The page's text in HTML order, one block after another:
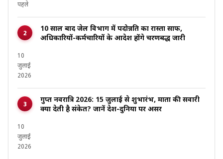
पहले
10 साल बाद जेल विभाग में पदोन्नति का रास्ता साफ,
अधिकारियों-कर्मचारियों के आदेश होंगे चरणबद्ध जारी
10
जुलाई
2026
गुप्त नवरात्रि 2026: 15 जुलाई से शुभारंभ, माता की सवारी
क्या देती है संकेत? जानें देश-दुनिया पर असर
10
जुलाई
2026